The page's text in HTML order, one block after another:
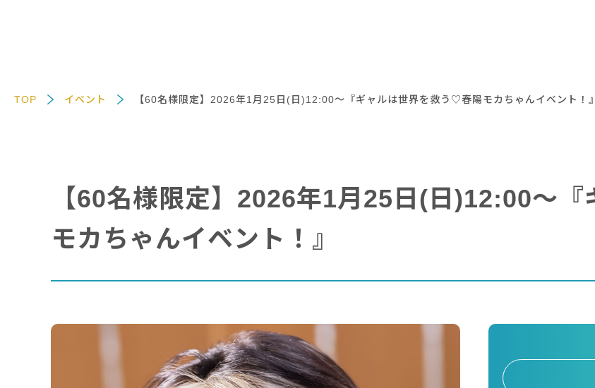
TOP イベント 【60名様限定】2026年1月25日(日)12:00～『ギャルは世界を救う♡春陽モカちゃんイベント！』
【60名様限定】2026年1月25日(日)12:00～
モカちゃんイベント！』